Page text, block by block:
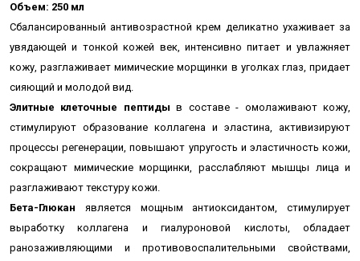
Объем: 250 мл
Сбалансированный антивозрастной крем деликатно ухаживает за
увядающей и тонкой кожей век, интенсивно питает и увлажняет
кожу, разглаживает мимические морщинки в уголках глаз, придает
сияющий и молодой вид.
Элитные клеточные пептидыв составе - омолаживают кожу,
стимулируют образование коллагена и эластина, активизируют
процессы регенерации, повышают упругость и эластичность кожи,
сокращают мимические морщинки, расслабляют мышцы лица и
разглаживают текстуру кожи.
Бета-Глюкан является мощным антиоксидантом, стимулирует
выработку коллагена и гиалуроновой кислоты, обладает
ранозаживляющими и противовоспалительными свойствами,